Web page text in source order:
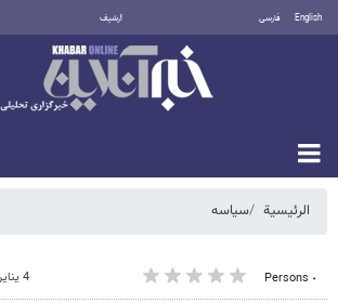
English فارسی أرشيف
الرئيسية سیاسه
٠ Persons 4 يناير 2014 - 17:08